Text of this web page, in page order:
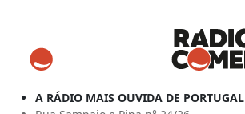
A RÁDIO MAIS OUVIDA DE PORTUGAL